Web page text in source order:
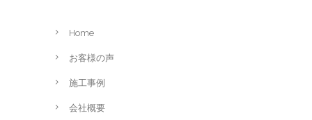
Home
お客様の声
施工事例
会社概要